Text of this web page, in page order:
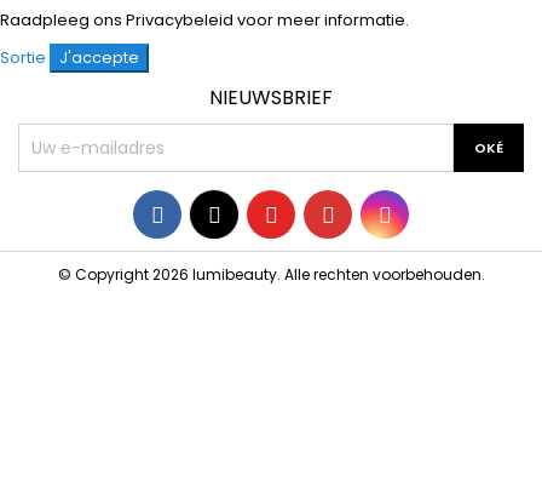
Raadpleeg ons Privacybeleid voor meer informatie.
Sortie
J'accepte
NIEUWSBRIEF
Facebook
TwitterYouTubePinterestInstagram
© Copyright 2026 lumibeauty. Alle rechten voorbehouden.